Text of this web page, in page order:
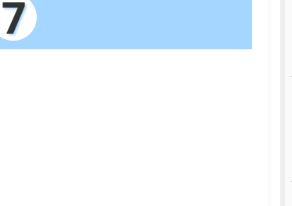
7